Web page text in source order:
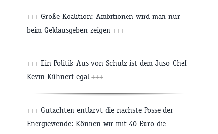
+++ Große Koalition: Ambitionen wird man nur
beim Geldausgeben zeigen +++
+++ Ein Politik-Aus von Schulz ist dem Juso-Chef
Kevin Kühnert egal +++
+++ Gutachten entlarvt die nächste Posse der
Energiewende: Können wir mit 40 Euro die